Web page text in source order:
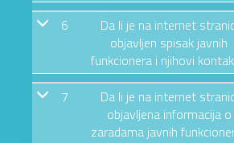
6
Da li je na internet
objavljen spisak javnih
funkcionera i njihovi
7
Da li je na internet
objavljena informacija o
zaradama javnih